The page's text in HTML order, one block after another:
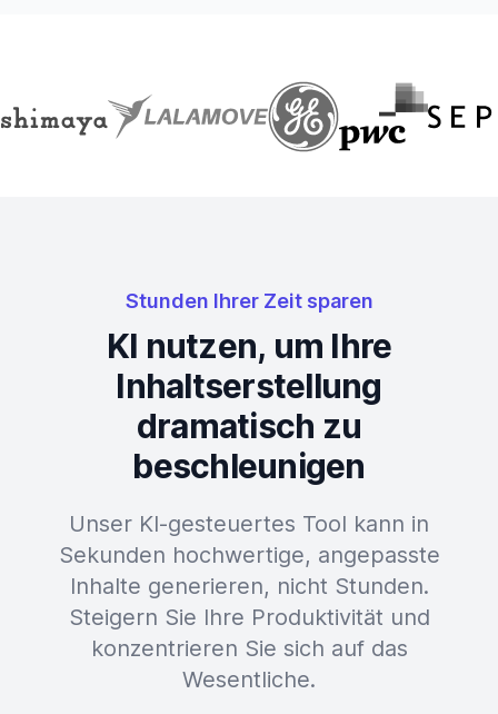
Stunden Ihrer Zeit sparen
KI nutzen, um Ihre
Inhaltserstellung
dramatisch zu
beschleunigen
Unser KI-gesteuertes Tool kann in
Sekunden hochwertige, angepasste
Inhalte generieren, nicht Stunden.
Steigern Sie Ihre Produktivität und
konzentrieren Sie sich auf das
Wesentliche.